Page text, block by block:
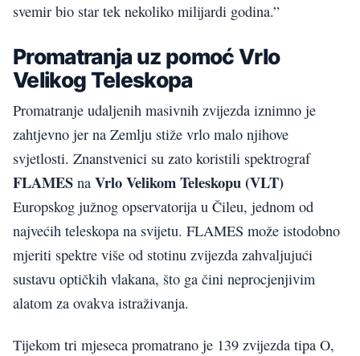
svemir bio star tek nekoliko milijardi godina.”
Promatranja uz pomoć Vrlo
Velikog Teleskopa
Promatranje udaljenih masivnih zvijezda iznimno je
zahtjevno jer na Zemlju stiže vrlo malo njihove
svjetlosti. Znanstvenici su zato koristili spektrograf
FLAMES na Vrlo Velikom Teleskopu (VLT)
Europskog južnog opservatorija u Čileu, jednom od
najvećih teleskopa na svijetu. FLAMES može istodobno
mjeriti spektre više od stotinu zvijezda zahvaljujući
sustavu optičkih vlakana, što ga čini neprocjenjivim
alatom za ovakva istraživanja.
Tijekom tri mjeseca promatrano je 139 zvijezda tipa O,